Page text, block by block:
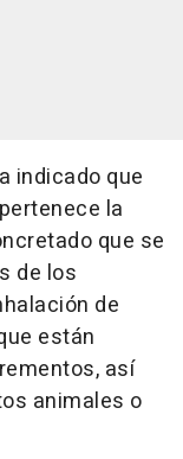
indicado que
la
que se
de los
de
están
así
animales o